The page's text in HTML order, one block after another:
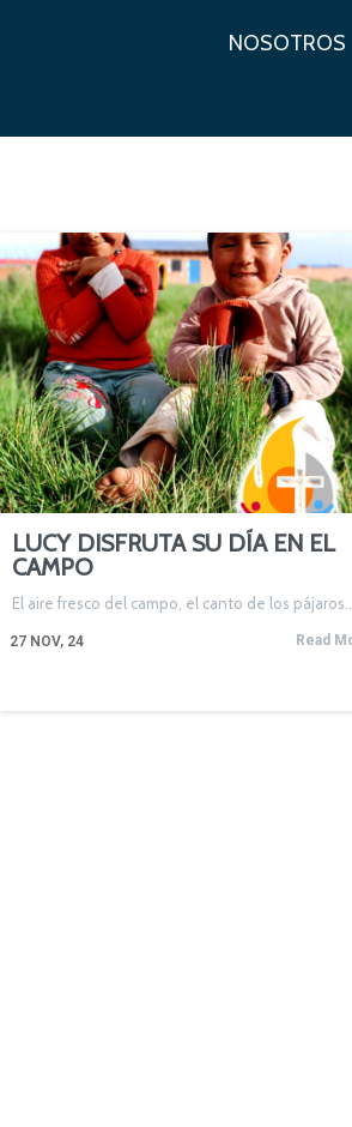
NOSOTROS
LUCY DISFRUTA SU DÍA EN EL
CAMPO
27 NOV, 24
El aire fresco del campo, el canto de los pájaros…
Read